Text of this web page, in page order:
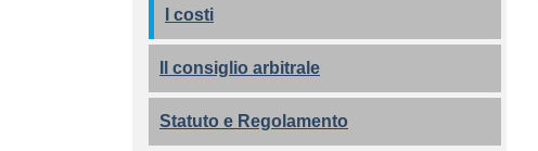
I costi
Il consiglio arbitrale
Statuto e Regolamento